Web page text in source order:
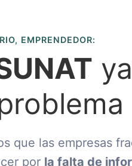
EMPRENDEDOR:
que las empresas
por la falta de